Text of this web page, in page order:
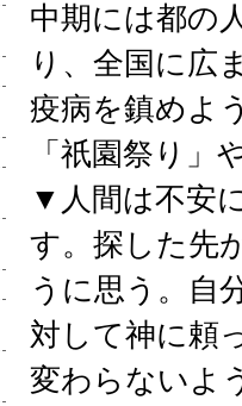
中期には都の
り、全国に広
疫病を鎮めよ
「祇園祭り
▼人間は不安
す。探した先
うに思う。自
対して神に頼
変わらないよ